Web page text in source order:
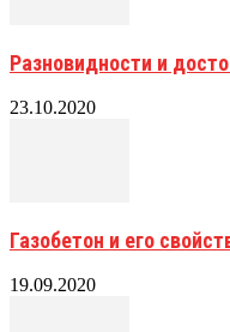
Разновидности и
23.10.2020
Газобетон и его
19.09.2020